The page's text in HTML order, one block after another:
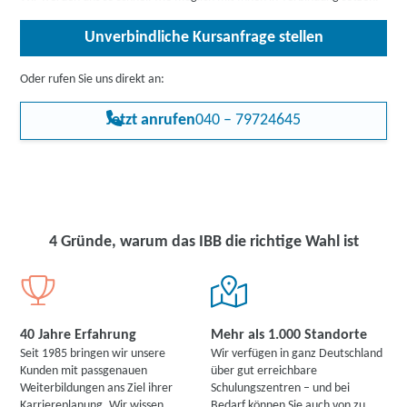
Unverbindliche Kursanfrage stellen
Oder rufen Sie uns direkt an:
Jetzt anrufen040 – 79724645
4 Gründe, warum das IBB die richtige Wahl ist
40 Jahre Erfahrung
Seit 1985 bringen wir unsere
Kunden mit passgenauen
Weiterbildungen ans Ziel ihrer
Mehr als 1.000 Standorte
Wir verfügen in ganz Deutschland
über gut erreichbare
Schulungszentren – und bei